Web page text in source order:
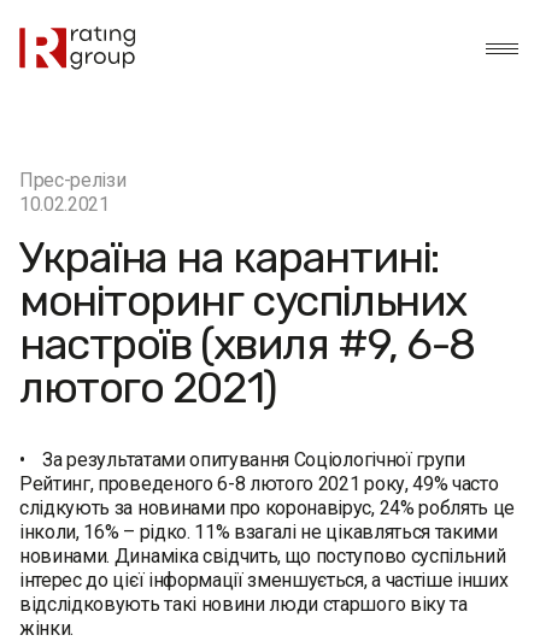
Прес-релізи
10.02.2021
Україна на карантині:
моніторинг суспільних
настроїв (хвиля #9, 6-8
лютого 2021)
• За результатами опитування Соціологічної групи
Рейтинг, проведеного 6-8 лютого 2021 року, 49% часто
слідкують за новинами про коронавірус, 24% роблять це
інколи, 16% – рідко. 11% взагалі не цікавляться такими
новинами. Динаміка свідчить, що поступово суспільний
інтерес до цієї інформації зменшується, а частіше інших
відслідковують такі новини люди старшого віку та
жінки.